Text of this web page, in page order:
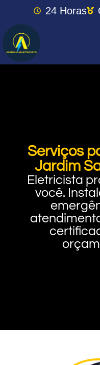
24 Horas
Serviços
Jardim
Eletricista
você.